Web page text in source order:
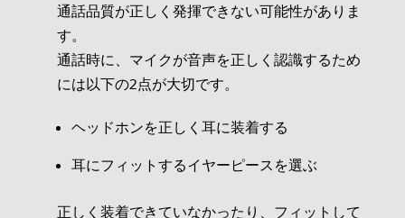
通話品質が正しく発揮できない可能性がありま
す。
通話時に、マイクが音声を正しく認識するため
には以下の2点が大切です。
ヘッドホンを正しく耳に装着する
耳にフィットするイヤーピースを選ぶ
正しく装着できていなかったり、フィットして